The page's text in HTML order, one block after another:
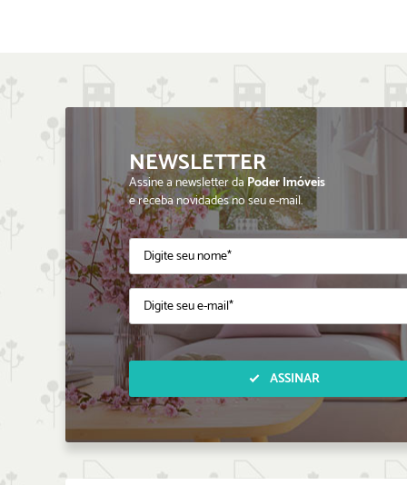
NEWSLETTER
Assine a newsletter daPoder Imóveis
e receba novidades no seu e-mail.
ASSINAR